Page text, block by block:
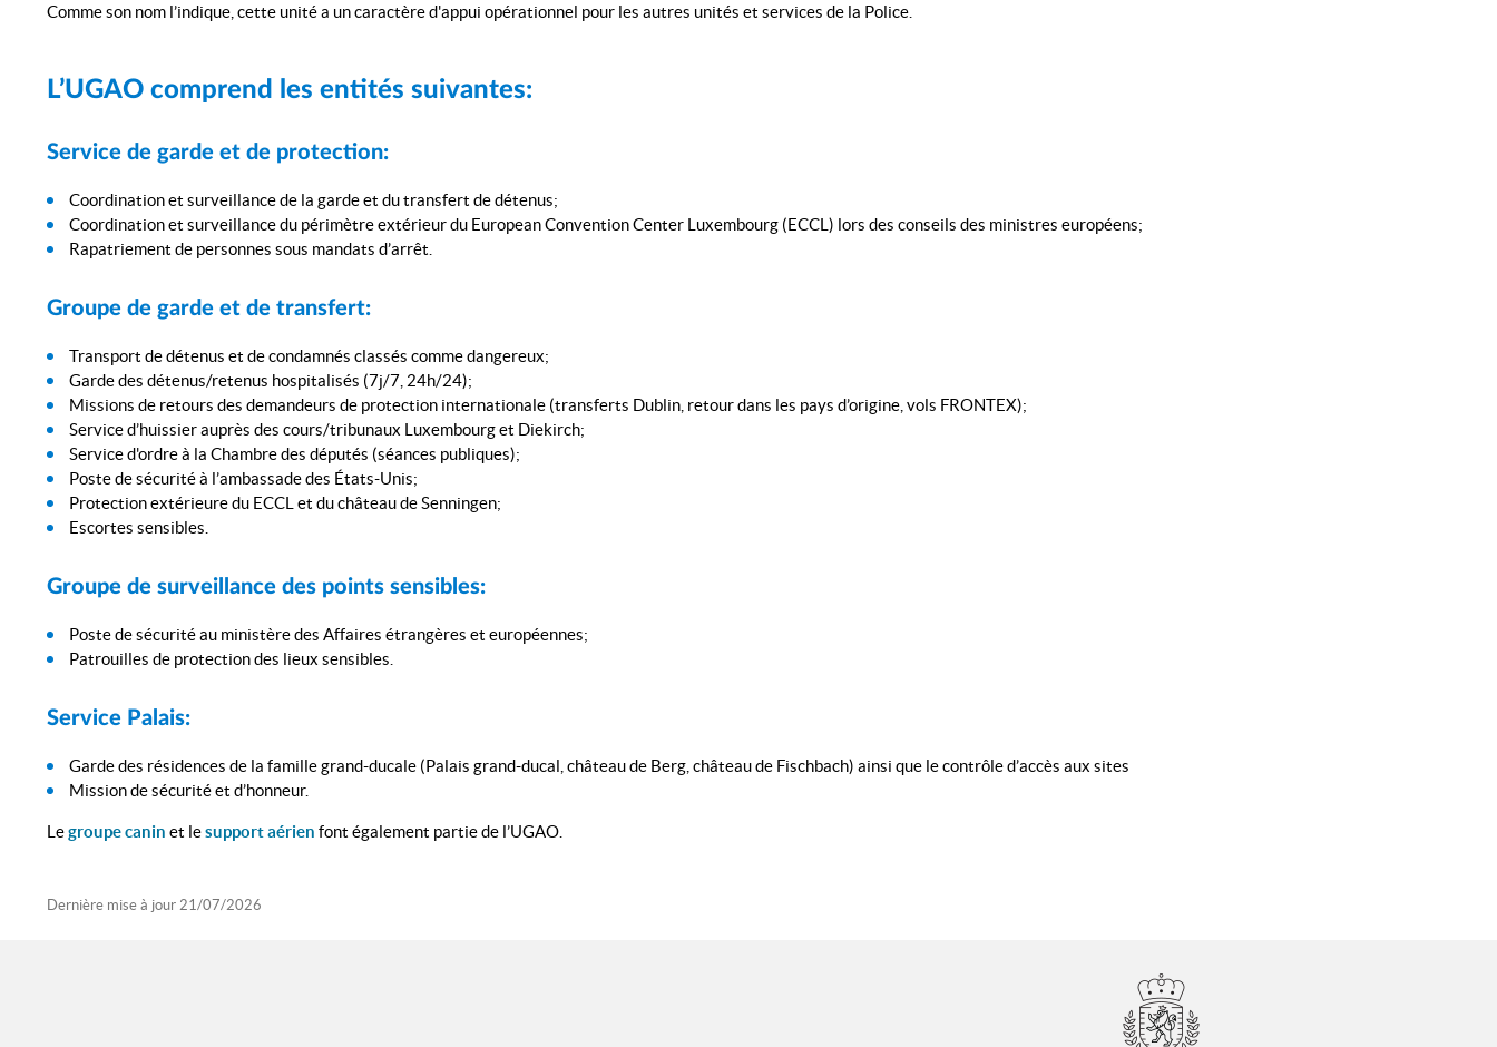
Comme son nom l’indique, cette unité a un caractère d'appui opérationnel pour les autres unités et services de la Police.
L’UGAO comprend les entités suivantes:
Service de garde et de protection:
Coordination et surveillance de la garde et du transfert de détenus;
Coordination et surveillance du périmètre extérieur du European Convention Center Luxembourg (ECCL) lors des conseils des ministres européens;
Rapatriement de personnes sous mandats d’arrêt.
Groupe de garde et de transfert:
Transport de détenus et de condamnés classés comme dangereux;
Garde des détenus/retenus hospitalisés (7j/7, 24h/24);
Missions de retours des demandeurs de protection internationale (transferts Dublin, retour dans les pays d’origine, vols FRONTEX);
Service d’huissier auprès des cours/tribunaux Luxembourg et Diekirch;
Service d'ordre à la Chambre des députés (séances publiques);
Poste de sécurité à l’ambassade des États-Unis;
Protection extérieure du ECCL et du château de Senningen;
Escortes sensibles.
Groupe de surveillance des points sensibles:
Poste de sécurité au ministère des Affaires étrangères et européennes;
Patrouilles de protection des lieux sensibles.
Service Palais:
Garde des résidences de la famille grand-ducale (Palais grand-ducal, château de Berg, château de Fischbach) ainsi que le contrôle d’accès aux sites
Mission de sécurité et d’honneur.
Legroupe canin et lesupport aérien font également partie de l’UGAO.
Dernière mise à jour 21/07/2026